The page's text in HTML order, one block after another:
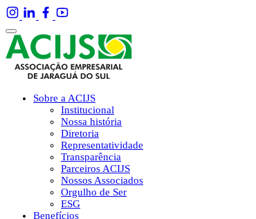
Sobre a ACIJS
Institucional
Nossa história
Diretoria
Representatividade
Transparência
Parceiros ACIJS
Nossos Associados
Orgulho de Ser
ESG
Benefícios